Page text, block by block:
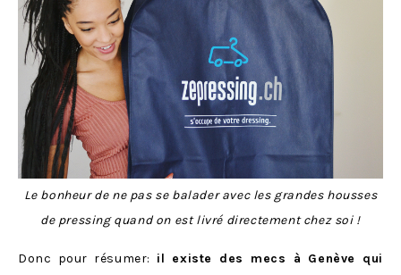
Le bonheur de ne pas se balader avec les grandes housses
de pressing quand on est livré directement chez soi !
Donc pour résumer: il existe des mecs à Genève qui